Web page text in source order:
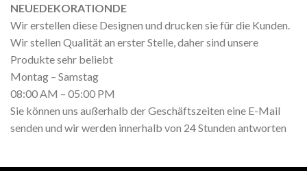
NEUEDEKORATIONDE
Wir erstellen diese Designen und drucken sie für die Kunden.
Wir stellen Qualität an erster Stelle, daher sind unsere
Produkte sehr beliebt
Montag – Samstag
08:00 AM – 05:00 PM
Sie können uns außerhalb der Geschäftszeiten eine E-Mail
senden und wir werden innerhalb von 24 Stunden antworten